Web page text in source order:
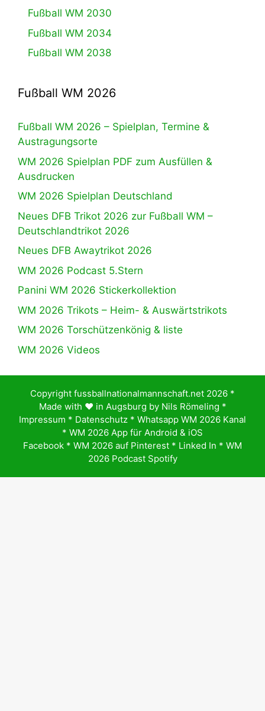
Fußball WM 2030
Fußball WM 2034
Fußball WM 2038
Fußball WM 2026
Fußball WM 2026 – Spielplan, Termine &
Austragungsorte
WM 2026 Spielplan PDF zum Ausfüllen &
Ausdrucken
WM 2026 Spielplan Deutschland
Neues DFB Trikot 2026 zur Fußball WM –
Deutschlandtrikot 2026
Neues DFB Awaytrikot 2026
WM 2026 Podcast 5.Stern
Panini WM 2026 Stickerkollektion
WM 2026 Trikots – Heim- & Auswärtstrikots
WM 2026 Torschützenkönig & liste
WM 2026 Videos
Copyright fussballnationalmannschaft.net 2026 *
Made with ♥️ in Augsburg by Nils Römeling *
Impressum * Datenschutz * Whatsapp WM 2026 Kanal
* WM 2026 App für Android & iOS
Facebook * WM 2026 auf Pinterest * Linked In * WM
2026 Podcast Spotify